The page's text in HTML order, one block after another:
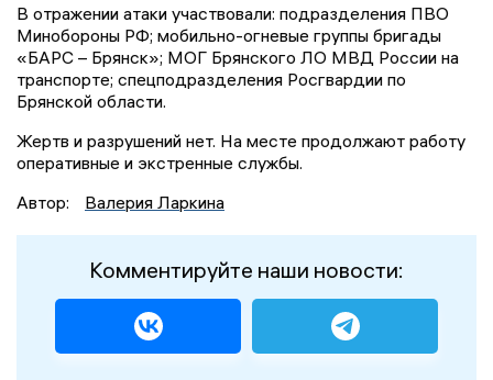
В отражении атаки участвовали: подразделения ПВО
Минобороны РФ; мобильно-огневые группы бригады
«БАРС – Брянск»; МОГ Брянского ЛО МВД России на
транспорте; спецподразделения Росгвардии по
Брянской области.
Жертв и разрушений нет. На месте продолжают работу
оперативные и экстренные службы.
Автор:
Валерия Ларкина
Комментируйте наши новости: